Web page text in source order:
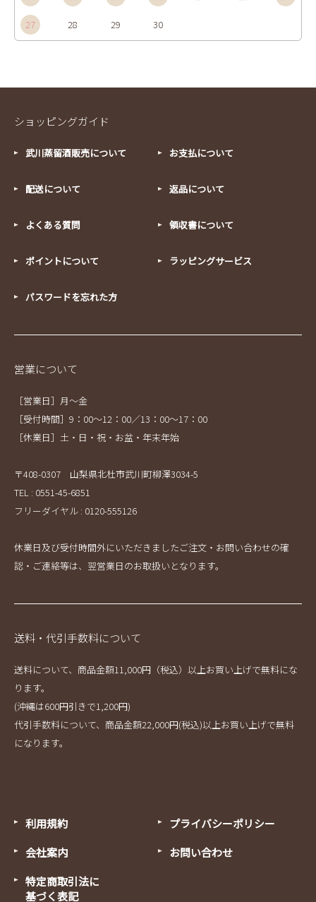
27 28 29 30
ショッピングガイド
武川蒸留酒販売について お支払について
配送について 返品について
よくある質問 領収書について
ポイントについて ラッピングサービス
パスワードを忘れた方
営業について
［営業日］月～金
［受付時間］9：00～12：00／13：00～17：00
［休業日］土・日・祝・お盆・年末年始
〒408-0307 山梨県北杜市武川町柳澤3034-5
TEL : 0551-45-6851
フリーダイヤル : 0120-555126
休業日及び受付時間外にいただきましたご注文・お問い合わせの確
認・ご連絡等は、翌営業日のお取扱いとなります。
送料・代引手数料について
送料について、商品金額11,000円（税込）以上お買い上げで無料にな
ります。
(沖縄は600円引きで1,200円)
代引手数料について、商品金額22,000円(税込)以上お買い上げで無料
になります。
利用規約
プライバシーポリシー
会社案内
お問い合わせ
特定商取引法に
基づく表記